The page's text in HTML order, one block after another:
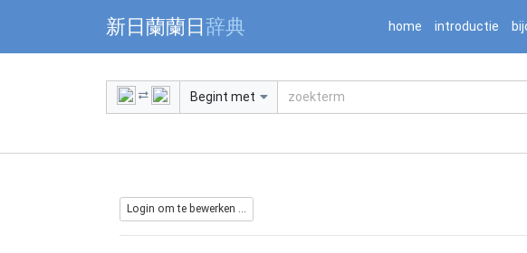
Warning: Undefined array key "jnnjuid" in /mnt/web216/d2/76/52236976/htdocs/
新日蘭蘭日辞典 home introductie
Begint met
Login om te bewerken ...